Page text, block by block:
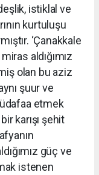
istiklal ve
kurtuluşu
‘Çanakkale
aldığımız
olan bu aziz
şuur ve
etmek
karışı şehit
güç ve
istenen